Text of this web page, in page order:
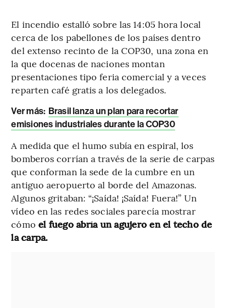
El incendio estalló sobre las 14:05 hora local
cerca de los pabellones de los países dentro
del extenso recinto de la COP30, una zona en
la que docenas de naciones montan
presentaciones tipo feria comercial y a veces
reparten café gratis a los delegados.
Ver más: Brasil lanza un plan para recortar
emisiones industriales durante la COP30
A medida que el humo subía en espiral, los
bomberos corrían a través de la serie de carpas
que conforman la sede de la cumbre en un
antiguo aeropuerto al borde del Amazonas.
Algunos gritaban: “¡Saída! ¡Saída! Fuera!” Un
vídeo en las redes sociales parecía mostrar
cómo el fuego abría un agujero en el techo de
la carpa.